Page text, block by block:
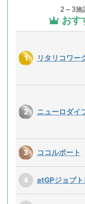
2～3施
おす
リタリコワー
ニューロダイ
ココルポート
atGPジョブト